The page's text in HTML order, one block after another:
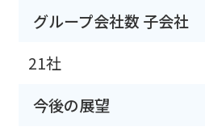
グループ会社数 子会社
21社
今後の展望